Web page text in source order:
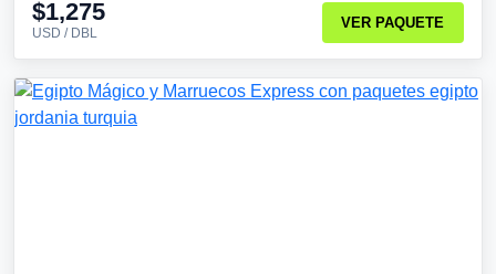
$1,275
USD / DBL
VER PAQUETE